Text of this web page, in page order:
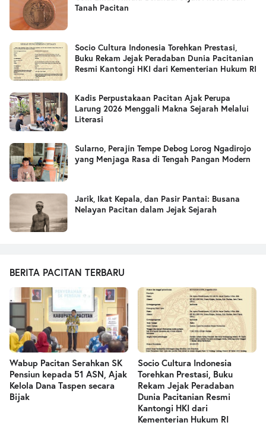
Tanah Pacitan
Socio Cultura Indonesia Torehkan Prestasi,
Buku Rekam Jejak Peradaban Dunia Pacitanian
Resmi Kantongi HKI dari Kementerian Hukum RI
Kadis Perpustakaan Pacitan Ajak Perupa
Larung 2026 Menggali Makna Sejarah Melalui
Literasi
Sularno, Perajin Tempe Debog Lorog Ngadirojo
yang Menjaga Rasa di Tengah Pangan Modern
Jarik, Ikat Kepala, dan Pasir Pantai: Busana
Nelayan Pacitan dalam Jejak Sejarah
BERITA PACITAN TERBARU
Wabup Pacitan Serahkan SK
Pensiun kepada 51 ASN, Ajak
Kelola Dana Taspen secara
Bijak
Socio Cultura Indonesia
Torehkan Prestasi, Buku
Rekam Jejak Peradaban
Dunia Pacitanian Resmi
Kantongi HKI dari
Kementerian Hukum RI